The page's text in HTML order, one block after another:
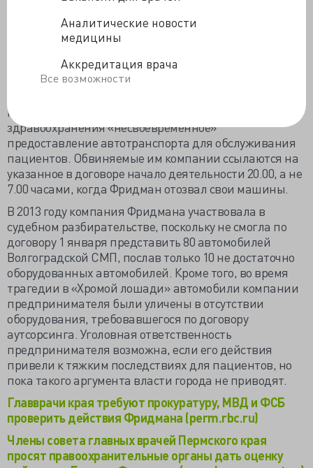
Аналитические новости
медицины
Аккредитация врача
Все возможности
Со своей стороны предприниматель тоже подал
местного руководства и новых исполнителей, которых
подозревает в финансовом сговоре, считая
направленности всей краевой системы
здравоохранения «несвоевременное»
предоставление автотранспорта для обслуживания
пациентов. Обвиняемые им компании ссылаются на
указанное в договоре начало деятельности 20.00, а не
7.00 часами, когда Фридман отозвал свои машины.
В 2013 году компания Фридмана участвовала в
судебном разбирательстве, поскольку не смогла по
договору 1 января представить 80 автомобилей
Волгоградской СМП, послав только 10 не достаточно
оборудованных автомобилей. Кроме того, во время
трагедии в «Хромой лошади» автомобили компании
предпринимателя были уличены в отсутствии
оборудования, требовавшегося по договору
аутсорсинга. Уголовная ответственность
предпринимателя возможна, если его действия
привели к тяжким последствиях для пациентов, но
пока такого аргумента власти города не приводят.
Главврачи края требуют прокуратуру, МВД и ФСБ
проверить действия Фридмана (perm.rbc.ru)
Члены совета главных врачей Пермского края
просят правоохранительные органы дать оценку